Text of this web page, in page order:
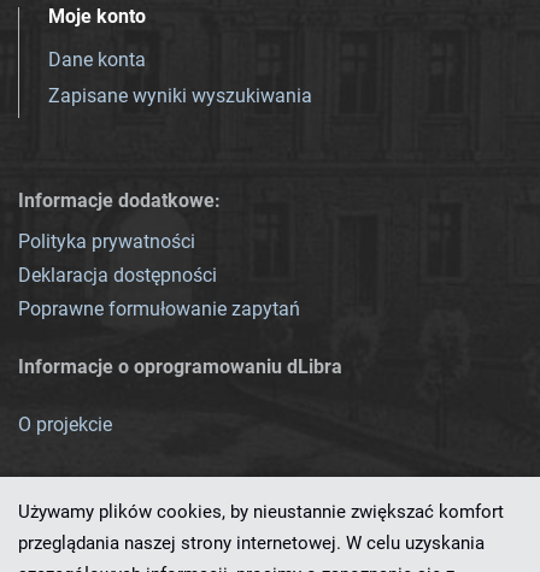
Moje konto
Dane konta
Zapisane wyniki wyszukiwania
Informacje dodatkowe:
Polityka prywatności
Deklaracja dostępności
Poprawne formułowanie zapytań
Informacje o oprogramowaniu dLibra
O projekcie
Używamy plików cookies, by nieustannie zwiększać komfort
przeglądania naszej strony internetowej. W celu uzyskania